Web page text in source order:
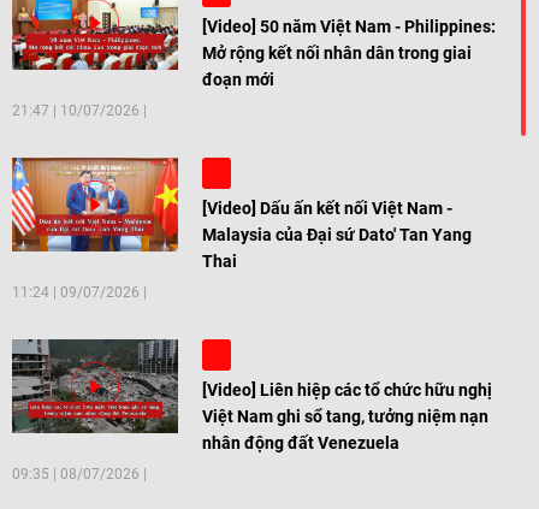
[Video] 50 năm Việt Nam - Philippines:
Mở rộng kết nối nhân dân trong giai
đoạn mới
21:47 10/07/2026
[Video] Dấu ấn kết nối Việt Nam -
Malaysia của Đại sứ Dato' Tan Yang
Thai
11:24 09/07/2026
[Video] Liên hiệp các tổ chức hữu nghị
Việt Nam ghi sổ tang, tưởng niệm nạn
nhân động đất Venezuela
09:35 08/07/2026